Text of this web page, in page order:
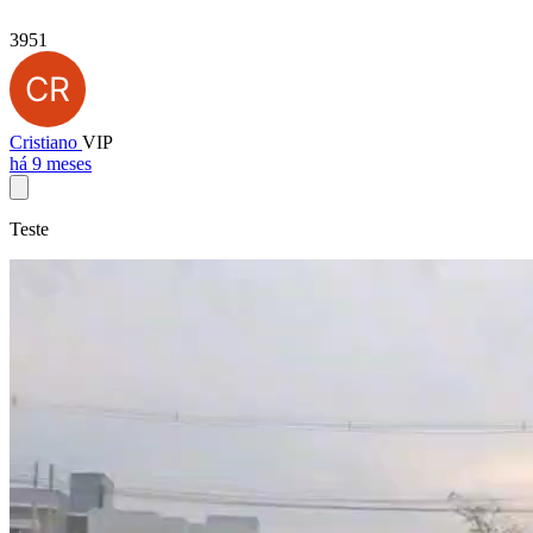
3951
Cristiano VIP
há 9 meses
Teste